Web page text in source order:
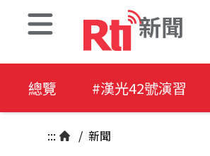
新聞
總覽 #漢光42號演習
::: / 新聞